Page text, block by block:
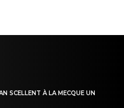
SCELLENT À LA MECQUE UN